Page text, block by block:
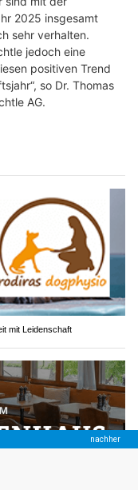
2025 insgesamt
sehr verhalten.
jedoch eine
positiven Trend
so Dr. Thomas
AG.
mit Leidenschaft